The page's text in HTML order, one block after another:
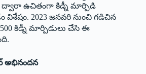
ఉచితంగా కిడ్నీ మార్పిడి
విశేషం. 2023 జనవరి నుంచి గడిచిన
కిడ్నీ మార్పిడులు చేసి ఈ
అభినందన